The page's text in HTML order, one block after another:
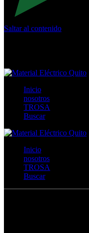
Saltar al contenido
Inicio
nosotros
TROSA
Buscar
Inicio
nosotros
TROSA
Buscar